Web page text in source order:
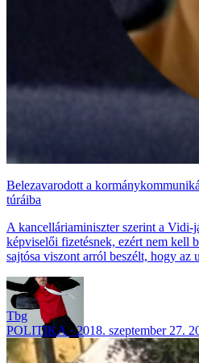
Belezavarodott a
túráiba
A kancelláriaminiszter szerint a Vidi-
képviselői fizetésnek, ezért nem kell
sajtósa viszont arról beszélt, hogy az
Tbg
POLITIKA
2018. szeptember 27.